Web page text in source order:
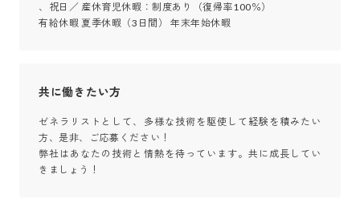
、祝日／ 産休育児休暇：制度あり（復帰率100％）
有給休暇 夏季休暇（3日間） 年末年始休暇
共に働きたい方
ゼネラリストとして、多様な技術を駆使して経験を積みたい
方、是非、ご応募ください！
弊社はあなたの技術と情熱を待っています。共に成長してい
きましょう！